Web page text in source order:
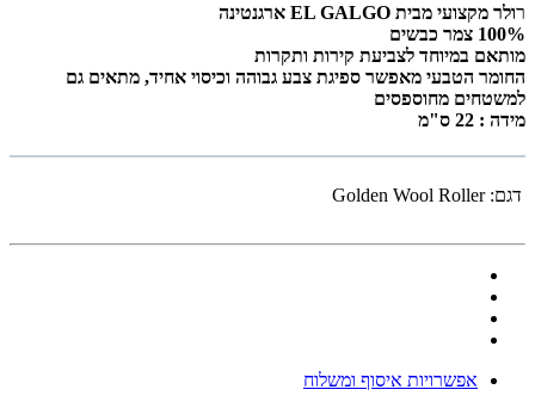
רולר מקצועי מבית EL GALGO ארגנטינה
100% צמר כבשים
מותאם במיוחד לצביעת קירות ותקרות
החומר הטבעי מאפשר ספיגת צבע גבוהה וכיסוי אחיד, מתאים גם
למשטחים מחוספסים
מידה : 22 ס"מ
דגם: Golden Wool Roller
אפשרויות איסוף ומשלוח